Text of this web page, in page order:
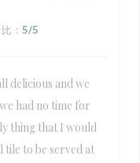
: 5/5
delicious and we
had no time for
thing that I would
to be served at